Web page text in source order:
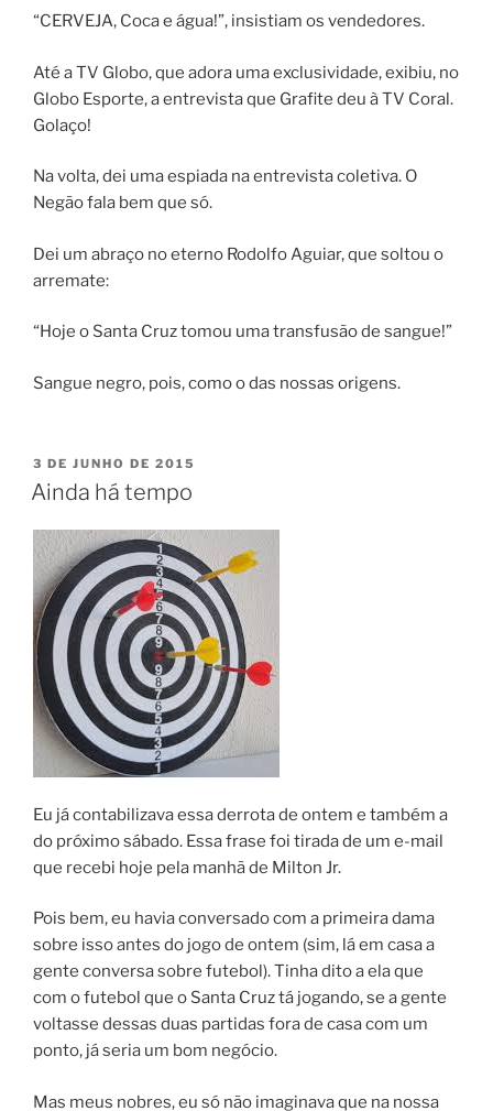
“CERVEJA, Coca e água!”, insistiam os vendedores.
Até a TV Globo, que adora uma exclusividade, exibiu, no
Globo Esporte, a entrevista que Grafite deu à TV Coral.
Golaço!
Na volta, dei uma espiada na entrevista coletiva. O
Negão fala bem que só.
Dei um abraço no eterno Rodolfo Aguiar, que soltou o
arremate:
“Hoje o Santa Cruz tomou uma transfusão de sangue!”
Sangue negro, pois, como o das nossas origens.
PUBLICADO
EM
3 DE JUNHO DE 2015
Ainda há tempo
Eu já contabilizava essa derrota de ontem e também a
do próximo sábado. Essa frase foi tirada de um e-mail
que recebi hoje pela manhã de Milton Jr.
Pois bem, eu havia conversado com a primeira dama
sobre isso antes do jogo de ontem (sim, lá em casa a
gente conversa sobre futebol). Tinha dito a ela que
com o futebol que o Santa Cruz tá jogando, se a gente
voltasse dessas duas partidas fora de casa com um
ponto, já seria um bom negócio.
Mas meus nobres, eu só não imaginava que na nossa